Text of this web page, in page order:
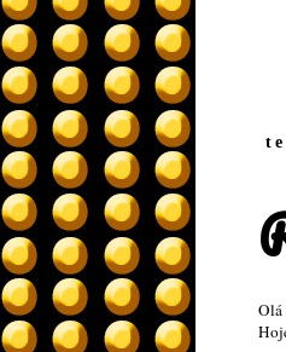
Olá